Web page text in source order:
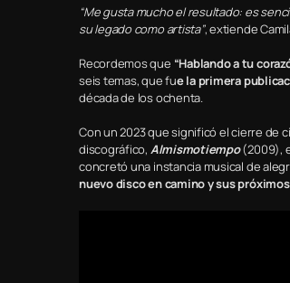
“Me gusta mucho el resultado: es
su legado como artista”, extiende
Recordemos que “Hablando a tu
seis temas, que fue la primera
década de los ochenta.
Con un 2023 que significó el cierre de
discográfico, Almismotiempo(2009),
concretó una instancia musical de
nuevo disco en camino y sus